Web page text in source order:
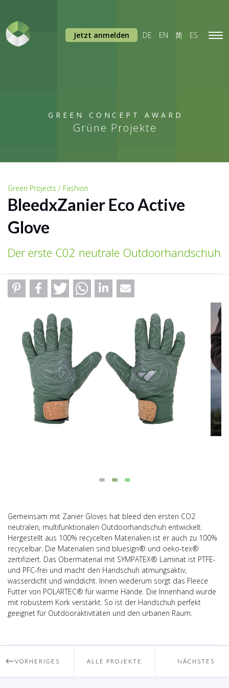
GREEN CONCEPT AWARD
Grüne Projekte
Jetzt anmelden DE EN 简 ES
Green Projects / Fashion
BleedxZanier Eco Active
Glove
Der erste C02 neutrale Outdoorhandschuh
Gemeinsam mit Zanier Gloves hat bleed den ersten CO2
neutralen, multifunktionalen Outdoorhandschuh entwickelt.
Hergestellt aus 100% recycelten Materialien ist er auch zu 100%
recycelbar. Die Materialien sind bluesign® und oeko-tex®
zertifiziert. Das Obermaterial mit SYMPATEX® Laminat ist PTFE-
und PFC-frei und macht den Handschuh atmungsaktiv,
wasserdicht und winddicht. Innen wiederum sorgt das Fleece
Futter von POLARTEC® für warme Hände. Die Innenhand wurde
mit robustem Kork verstärkt. So ist der Handschuh perfekt
geeignet für Outdooraktivitäten und den urbanen Raum.
VORHERIGES ALLE PROJEKTE NÄCHSTES